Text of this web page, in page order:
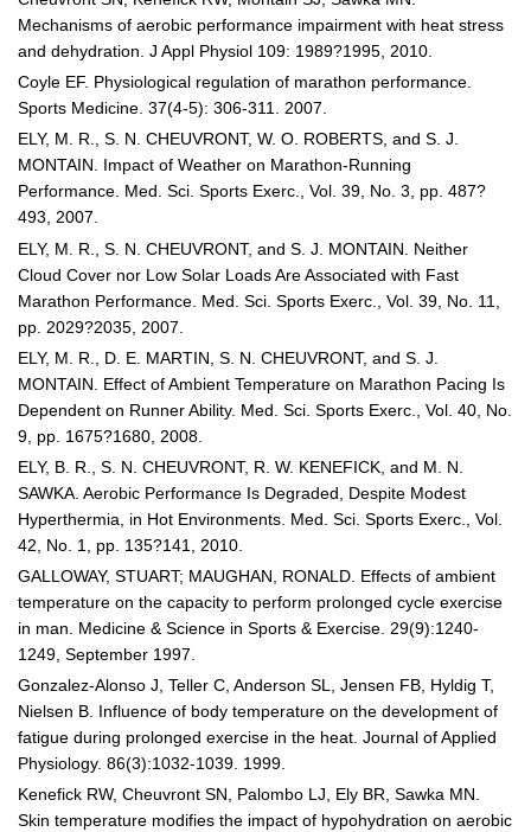
Mechanisms of aerobic performance impairment with heat stress
and dehydration. J Appl Physiol 109: 1989?1995, 2010.
Coyle EF. Physiological regulation of marathon performance.
Sports Medicine. 37(4-5): 306-311. 2007.
ELY, M. R., S. N. CHEUVRONT, W. O. ROBERTS, and S. J.
MONTAIN. Impact of Weather on Marathon-Running
Performance. Med. Sci. Sports Exerc., Vol. 39, No. 3, pp. 487?
493, 2007.
ELY, M. R., S. N. CHEUVRONT, and S. J. MONTAIN. Neither
Cloud Cover nor Low Solar Loads Are Associated with Fast
Marathon Performance. Med. Sci. Sports Exerc., Vol. 39, No. 11,
pp. 2029?2035, 2007.
ELY, M. R., D. E. MARTIN, S. N. CHEUVRONT, and S. J.
MONTAIN. Effect of Ambient Temperature on Marathon Pacing Is
Dependent on Runner Ability. Med. Sci. Sports Exerc., Vol. 40, No.
9, pp. 1675?1680, 2008.
ELY, B. R., S. N. CHEUVRONT, R. W. KENEFICK, and M. N.
SAWKA. Aerobic Performance Is Degraded, Despite Modest
Hyperthermia, in Hot Environments. Med. Sci. Sports Exerc., Vol.
42, No. 1, pp. 135?141, 2010.
GALLOWAY, STUART; MAUGHAN, RONALD. Effects of ambient
temperature on the capacity to perform prolonged cycle exercise
in man. Medicine & Science in Sports & Exercise. 29(9):1240-
1249, September 1997.
Gonzalez-Alonso J, Teller C, Anderson SL, Jensen FB, Hyldig T,
Nielsen B. Influence of body temperature on the development of
fatigue during prolonged exercise in the heat. Journal of Applied
Physiology. 86(3):1032-1039. 1999.
Kenefick RW, Cheuvront SN, Palombo LJ, Ely BR, Sawka MN.
Skin temperature modifies the impact of hypohydration on aerobic